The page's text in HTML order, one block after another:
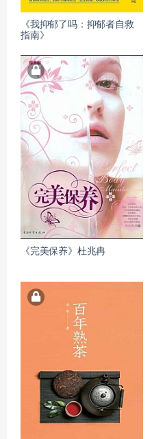
《我抑郁了吗：抑郁者自救
指南》
《完美保养》杜兆冉